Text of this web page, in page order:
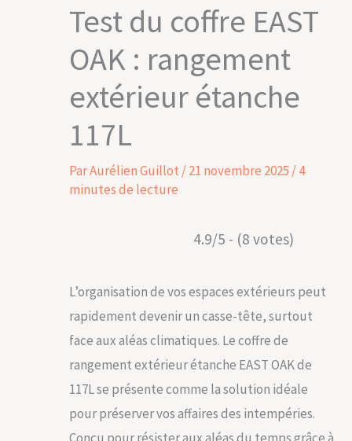
Test du coffre EAST
OAK : rangement
extérieur étanche
117L
ParAurélien Guillot /21 novembre 2025 /4
minutes de lecture
4.9/5 - (8 votes)
L’organisation de vos espaces extérieurs peut
rapidement devenir un casse-tête, surtout
face aux aléas climatiques. Le coffre de
rangement extérieur étanche EAST OAK de
117L se présente comme la solution idéale
pour préserver vos affaires des intempéries.
Conçu pour résister aux aléas du temps grâce à